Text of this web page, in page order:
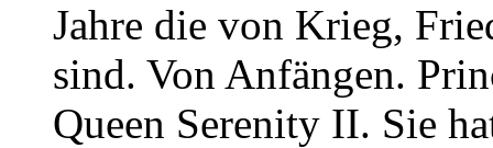
Jahre die von Krieg,
sind. Von Anfängen.
Queen Serenity II. Sie